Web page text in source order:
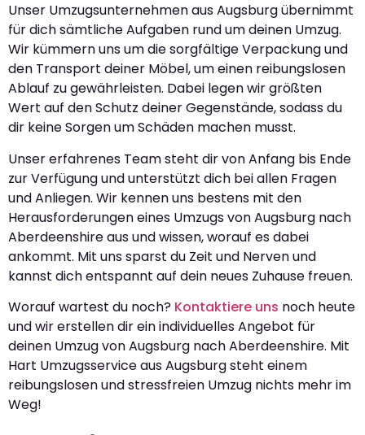
Unser Umzugsunternehmen aus Augsburg übernimmt
für dich sämtliche Aufgaben rund um deinen Umzug.
Wir kümmern uns um die sorgfältige Verpackung und
den Transport deiner Möbel, um einen reibungslosen
Ablauf zu gewährleisten. Dabei legen wir größten
Wert auf den Schutz deiner Gegenstände, sodass du
dir keine Sorgen um Schäden machen musst.
Unser erfahrenes Team steht dir von Anfang bis Ende
zur Verfügung und unterstützt dich bei allen Fragen
und Anliegen. Wir kennen uns bestens mit den
Herausforderungen eines Umzugs von Augsburg nach
Aberdeenshire aus und wissen, worauf es dabei
ankommt. Mit uns sparst du Zeit und Nerven und
kannst dich entspannt auf dein neues Zuhause freuen.
Worauf wartest du noch? Kontaktiere uns noch heute
und wir erstellen dir ein individuelles Angebot für
deinen Umzug von Augsburg nach Aberdeenshire. Mit
Hart Umzugsservice aus Augsburg steht einem
reibungslosen und stressfreien Umzug nichts mehr im
Weg!